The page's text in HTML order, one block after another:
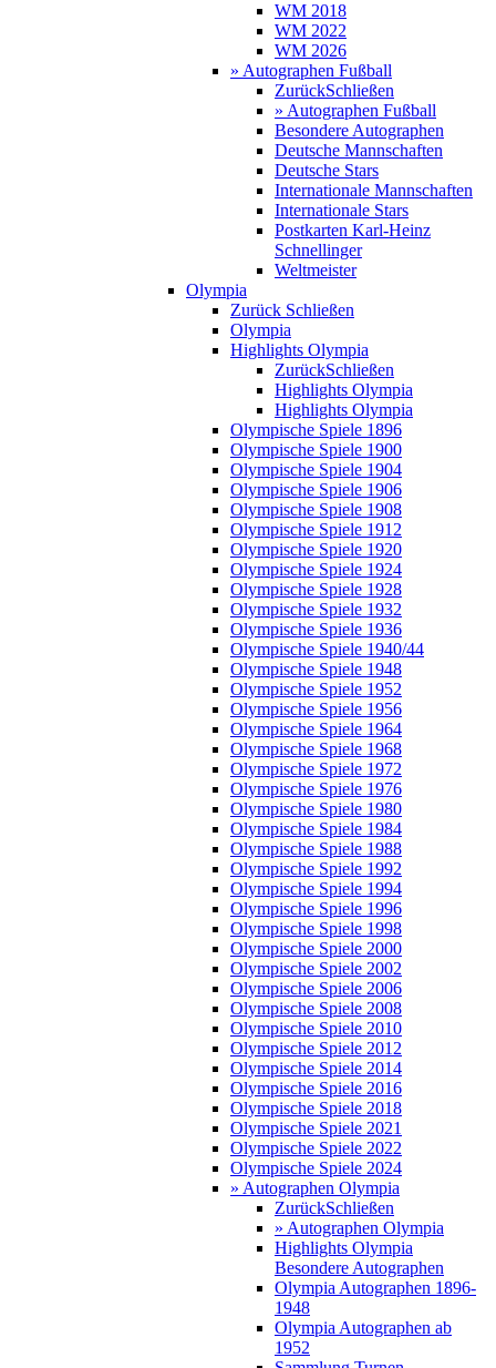
WM 2018
WM 2022
WM 2026
» Autographen Fußball
ZurückSchließen
» Autographen Fußball
Besondere Autographen
Deutsche Mannschaften
Deutsche Stars
Internationale Mannschaften
Internationale Stars
Postkarten Karl-Heinz
Schnellinger
Weltmeister
Olympia
Zurück Schließen
Olympia
Highlights Olympia
ZurückSchließen
Highlights Olympia
Highlights Olympia
Olympische Spiele 1896
Olympische Spiele 1900
Olympische Spiele 1904
Olympische Spiele 1906
Olympische Spiele 1908
Olympische Spiele 1912
Olympische Spiele 1920
Olympische Spiele 1924
Olympische Spiele 1928
Olympische Spiele 1932
Olympische Spiele 1936
Olympische Spiele 1940/44
Olympische Spiele 1948
Olympische Spiele 1952
Olympische Spiele 1956
Olympische Spiele 1964
Olympische Spiele 1968
Olympische Spiele 1972
Olympische Spiele 1976
Olympische Spiele 1980
Olympische Spiele 1984
Olympische Spiele 1988
Olympische Spiele 1992
Olympische Spiele 1994
Olympische Spiele 1996
Olympische Spiele 1998
Olympische Spiele 2000
Olympische Spiele 2002
Olympische Spiele 2006
Olympische Spiele 2008
Olympische Spiele 2010
Olympische Spiele 2012
Olympische Spiele 2014
Olympische Spiele 2016
Olympische Spiele 2018
Olympische Spiele 2021
Olympische Spiele 2022
Olympische Spiele 2024
» Autographen Olympia
ZurückSchließen
» Autographen Olympia
Highlights Olympia
Besondere Autographen
Olympia Autographen 1896-
1948
Olympia Autographen ab
1952